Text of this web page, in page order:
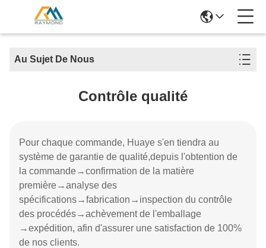
Au Sujet De Nous
Contrôle qualité
Pour chaque commande, Huaye s'en tiendra au
système de garantie de qualité,depuis l'obtention de
la commande→confirmation de la matière
première→analyse des
spécifications→fabrication→inspection du contrôle
des procédés→achèvement de l'emballage
→expédition, afin d'assurer une satisfaction de 100%
de nos clients.